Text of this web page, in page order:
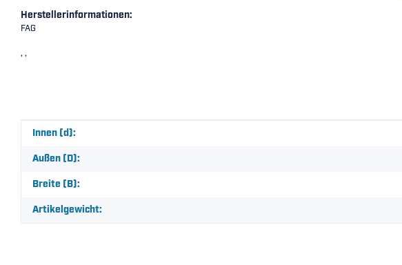
Herstellerinformationen:
FAG
, ,
Produkteigenschaft
Wert
Innen (d):
Außen (D):
Breite (B):
Artikelgewicht: